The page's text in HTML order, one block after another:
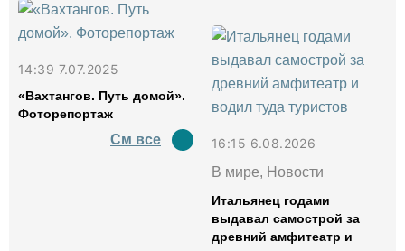
14:39 7.07.2025
«Вахтангов. Путь домой».
Фоторепортаж
См все
16:15 6.08.2026
В мире, Новости
Итальянец годами
выдавал самострой за
древний амфитеатр и